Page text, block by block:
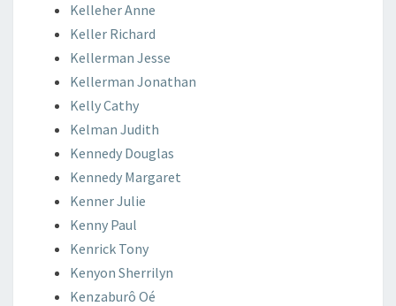
KelleherAnne
Keller Richard
Kellerman Jesse
Kellerman Jonathan
KellyCathy
Kelman Judith
Kennedy Douglas
Kennedy Margaret
KennerJulie
Kenny Paul
Kenrick Tony
Kenyon Sherrilyn
Kenzaburô Oé